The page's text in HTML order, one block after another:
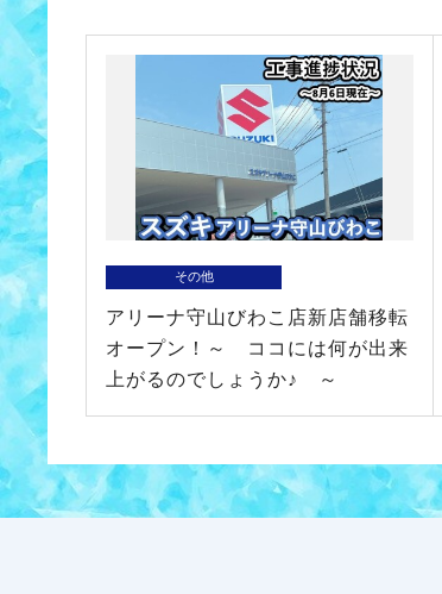
その他
アリーナ守山びわこ店新店舗移転
オープン！～ ココには何が出来
上がるのでしょうか♪ ～